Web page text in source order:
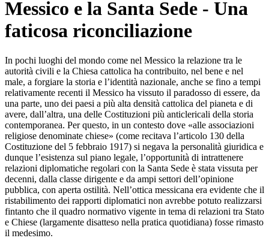
Messico e la Santa Sede - Una
faticosa riconciliazione
In pochi luoghi del mondo come nel Messico la relazione tra le
autorità civili e la Chiesa cattolica ha contribuito, nel bene e nel
male, a forgiare la storia e l’identità nazionale, anche se fino a tempi
relativamente recenti il Messico ha vissuto il paradosso di essere, da
una parte, uno dei paesi a più alta densità cattolica del pianeta e di
avere, dall’altra, una delle Costituzioni più anticlericali della storia
contemporanea. Per questo, in un contesto dove «alle associazioni
religiose denominate chiese» (come recitava l’articolo 130 della
Costituzione del 5 febbraio 1917) si negava la personalità giuridica e
dunque l’esistenza sul piano legale, l’opportunità di intrattenere
relazioni diplomatiche regolari con la Santa Sede è stata vissuta per
decenni, dalla classe dirigente e da ampi settori dell’opinione
pubblica, con aperta ostilità. Nell’ottica messicana era evidente che il
ristabilimento dei rapporti diplomatici non avrebbe potuto realizzarsi
fintanto che il quadro normativo vigente in tema di relazioni tra Stato
e Chiese (largamente disatteso nella pratica quotidiana) fosse rimasto
il medesimo.